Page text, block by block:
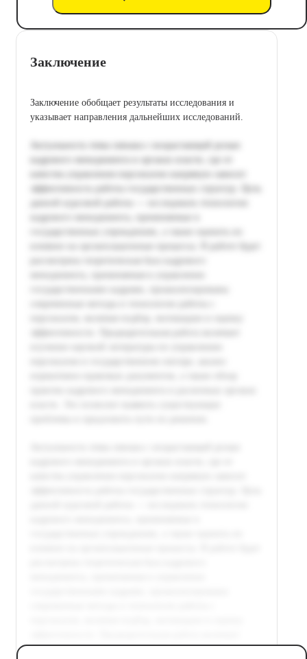
Заключение
Заключение обобщает результаты исследования и
указывает направления дальнейших исследований.